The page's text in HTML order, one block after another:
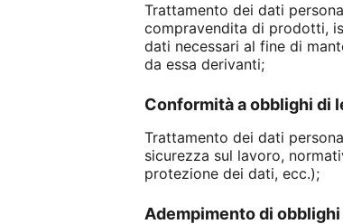
Trattamento dei dati
compravendita di prodotti,
dati necessari al fine di
da essa derivanti;
Conformità a obblighi di
Trattamento dei dati
sicurezza sul lavoro,
protezione dei dati, ecc.);
Adempimento di obblighi